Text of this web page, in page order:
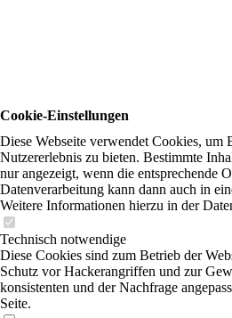
Cookie-Einstellungen
Diese Webseite verwendet Cookies, um
Nutzererlebnis zu bieten. Bestimmte
nur angezeigt, wenn die entsprechende
Datenverarbeitung kann dann auch in
Weitere Informationen hierzu in der
Technisch notwendige
Diese Cookies sind zum Betrieb der
Schutz vor Hackerangriffen und zur
konsistenten und der Nachfrage
Seite.